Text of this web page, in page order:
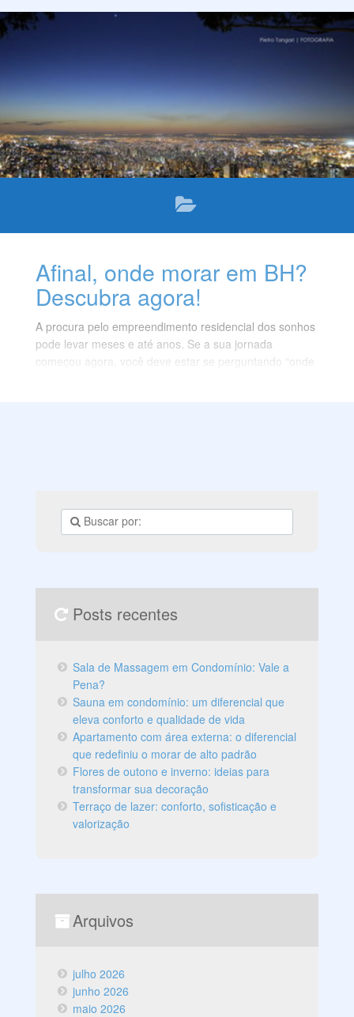
Afinal, onde morar em BH?
Descubra agora!
A procura pelo empreendimento residencial dos sonhos
pode levar meses e até anos. Se a sua jornada
começou agora, você deve estar se perguntando “onde
Posts recentes
Sala de Massagem em Condomínio: Vale a
Pena?
Sauna em condomínio: um diferencial que
eleva conforto e qualidade de vida
Apartamento com área externa: o diferencial
que redefiniu o morar de alto padrão
Flores de outono e inverno: ideias para
transformar sua decoração
Terraço de lazer: conforto, sofisticação e
valorização
Arquivos
julho 2026
junho 2026
maio 2026